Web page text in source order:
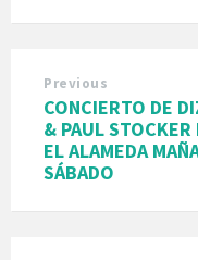
Previous
CONCIERTO DE
& PAUL STOCKER
EL ALAMEDA
SÁBADO